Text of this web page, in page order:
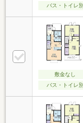
バス・トイレ別
敷金なし
バス・トイレ別